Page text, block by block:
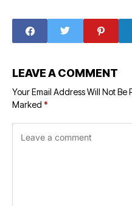
became 12
criminals,
ordered to
station for 15
days every
month, know
LEAVE A COMMENT
Your Email Address Will Not Be
Marked *